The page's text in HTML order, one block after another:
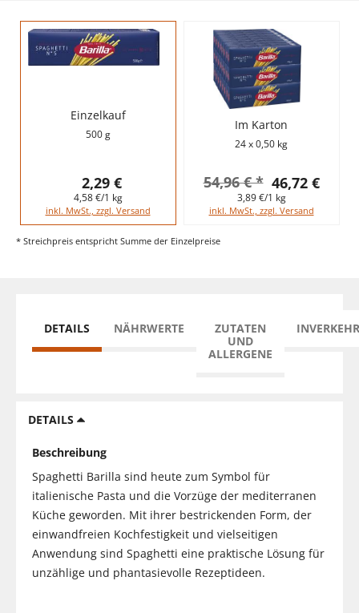
Einzelkauf
500 g
2,29 €
4,58 €/1 kg
inkl. MwSt., zzgl. Versand
Im Karton
24 x 0,50 kg
46,72 €
54,96 € *
3,89 €/1 kg
inkl. MwSt., zzgl. Versand
* Streichpreis entspricht Summe der Einzelpreise
DETAILS NÄHRWERTE
ZUTATEN
UND
ALLERGENE
DETAILS
Beschreibung
Spaghetti Barilla sind heute zum Symbol für
italienische Pasta und die Vorzüge der mediterranen
Küche geworden. Mit ihrer bestrickenden Form, der
einwandfreien Kochfestigkeit und vielseitigen
Anwendung sind Spaghetti eine praktische Lösung für
unzählige und phantasievolle Rezeptideen.